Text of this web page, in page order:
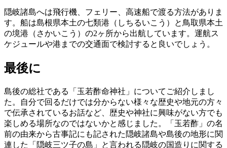
隠岐諸島へは飛行機、フェリー、高速船で渡る方法がありま
す。船は島根県本土の七類港（しちるいこう）と鳥取県本土
の境港（さかいこう）の2ヶ所から出航しています。運航ス
ケジュールや港までの交通面で検討すると良いでしょう。
最後に
島後の総社である「玉若酢命神社」についてご紹介しまし
た。自分で回るだけでは分からない様々な歴史や地元の方々
で伝承されているお話など、歴史や神社に興味がない方でも
楽しめる場所なのではないかと感じました。「玉若酢」の名
前の由来から古事記にも記された隠岐諸島や島後の地形に関
連した「隠岐三ツ子の島」と言われる隠岐の国造りに関する